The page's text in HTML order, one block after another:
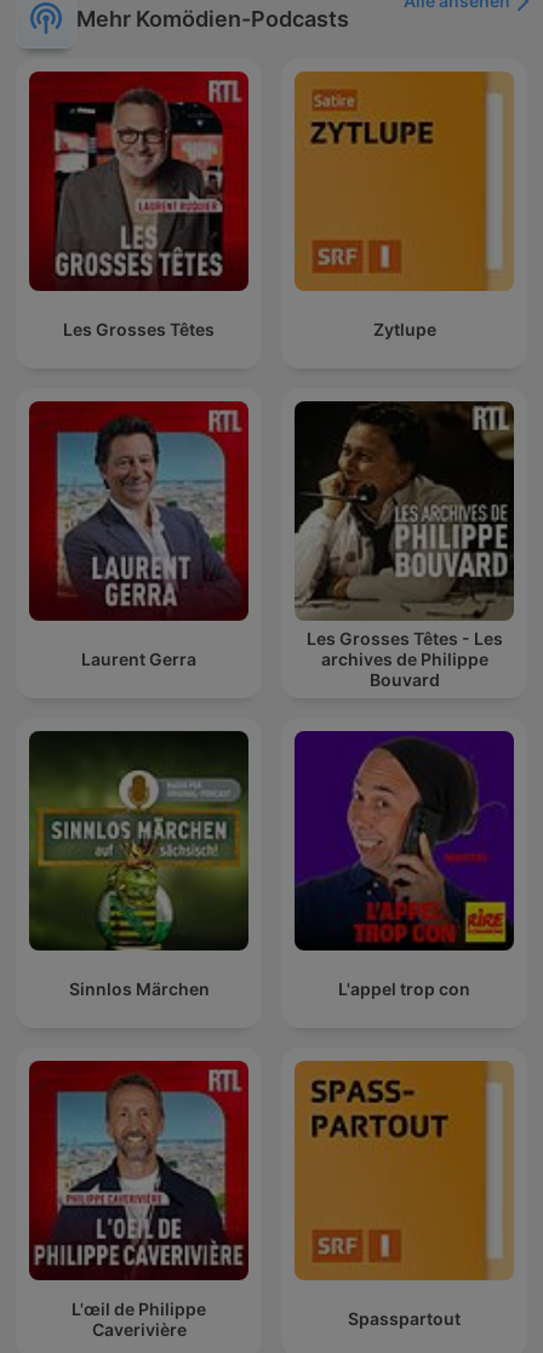
Mehr Komödien-Podcasts
Les Grosses Têtes Zytlupe
Laurent Gerra
Les Grosses Têtes - Les
archives de Philippe
Bouvard
Sinnlos Märchen L'appel trop con
L'œil de Philippe
Caverivière
Spasspartout